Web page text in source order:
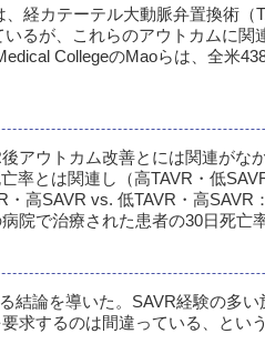
経カテーテル大動脈弁置換術（
るが、これらのアウトカムに関
CollegeのMaoらは、全米
アウトカム改善とには関連がな
率とは関連し（高TAVR・低
・高SAVR vs. 低TAVR・高
院で治療された患者の30日死亡
結論を導いた。SAVR経験の多
求するのは間違っている、とい